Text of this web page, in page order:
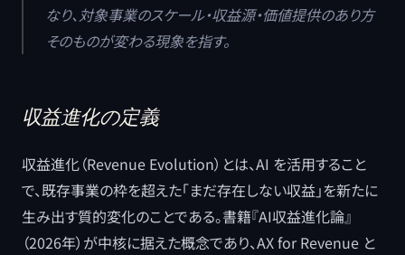
なり、対象事業のスケール・収益源・価値提供のあり方
そのものが変わる現象を指す。
収益進化の定義
収益進化（Revenue Evolution）とは、AI を活用すること
で、既存事業の枠を超えた「まだ存在しない収益」を新たに
生み出す質的変化のことである。書籍『AI収益進化論』
（2026年）が中核に据えた概念であり、AX for Revenue と